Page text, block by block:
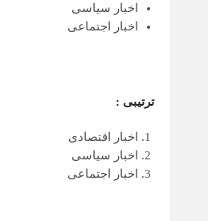
اخبار سیاسی
اخبار اجتماعی
ترتیبی :
اخبار اقتصادی
اخبار سیاسی
اخبار اجتماعی